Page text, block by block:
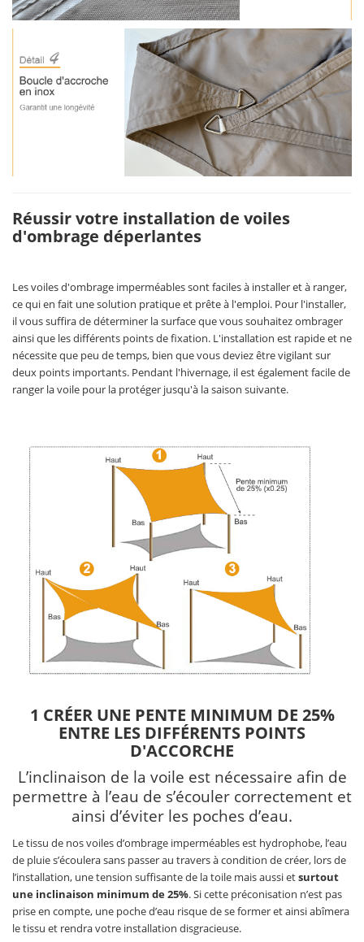
Réussir votre installation de voiles
d'ombrage déperlantes
Les voiles d'ombrage imperméables sont faciles à installer et à ranger,
ce qui en fait une solution pratique et prête à l'emploi. Pour l'installer,
il vous suffira de déterminer la surface que vous souhaitez ombrager
ainsi que les différents points de fixation. L'installation est rapide et ne
nécessite que peu de temps, bien que vous deviez être vigilant sur
deux points importants. Pendant l'hivernage, il est également facile de
ranger la voile pour la protéger jusqu'à la saison suivante.
1 CRÉER UNE PENTE MINIMUM DE 25%
ENTRE LES DIFFÉRENTS POINTS
D'ACCORCHE
L’inclinaison de la voile est nécessaire afin de
permettre à l’eau de s’écouler correctement et
ainsi d’éviter les poches d’eau.
Le tissu de nos voiles d’ombrage imperméables est hydrophobe, l’eau
de pluie s’écoulera sans passer au travers à condition de créer, lors de
l’installation, une tension suffisante de la toile mais aussi etsurtout
une inclinaison minimum de 25%. Si cette préconisation n’est pas
prise en compte, une poche d’eau risque de se former et ainsi abîmera
le tissu et rendra votre installation disgracieuse.